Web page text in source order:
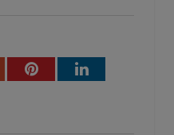
PinterestLinkedIn